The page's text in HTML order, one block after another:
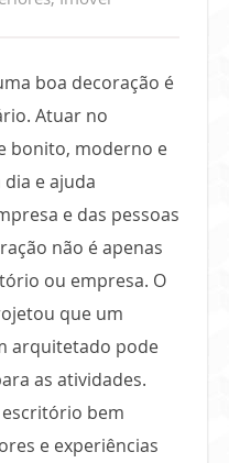
boa decoração é
Atuar no
bonito, moderno e
e ajuda
e das pessoas
não é apenas
ou empresa. O
que um
arquitetado pode
as atividades.
bem
e experiências